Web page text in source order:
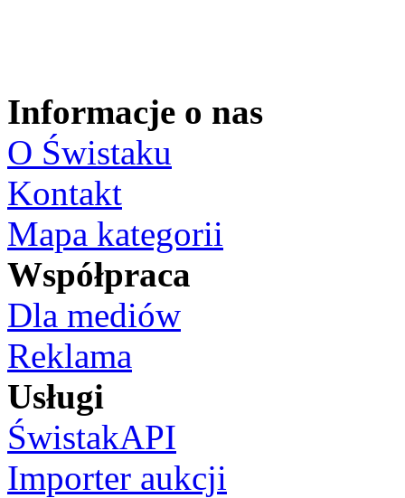
Informacje o nas
O Świstaku
Kontakt
Mapa kategorii
Współpraca
Dla mediów
Reklama
Usługi
ŚwistakAPI
Importer aukcji